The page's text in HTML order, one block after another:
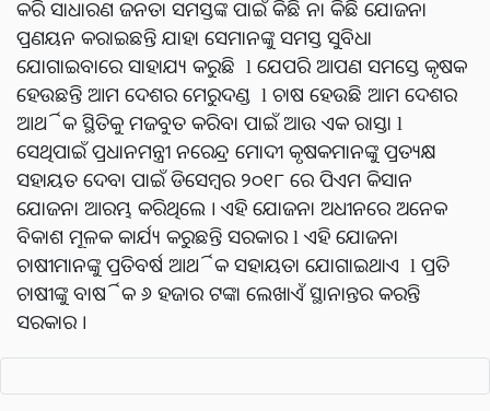
କରି ସାଧାରଣ ଜନତା ସମସ୍ତଙ୍କ ପାଇଁ କିଛି ନା କିଛି ଯୋଜନା
ପ୍ରଣୟନ କରାଇଛନ୍ତି ଯାହା ସେମାନଙ୍କୁ ସମସ୍ତ ସୁବିଧା
ଯୋଗାଇବାରେ ସାହାଯ୍ୟ କରୁଛି l ଯେପରି ଆପଣ ସମସ୍ତେ କୃଷକ
ହେଉଛନ୍ତି ଆମ ଦେଶର ମେରୁଦଣ୍ଡ l ଚାଷ ହେଉଛି ଆମ ଦେଶର
ଆର୍ଥିକ ସ୍ଥିତିକୁ ମଜବୁତ କରିବା ପାଇଁ ଆଉ ଏକ ରାସ୍ତା l
ସେଥିପାଇଁ ପ୍ରଧାନମନ୍ତ୍ରୀ ନରେନ୍ଦ୍ର ମୋଦୀ କୃଷକମାନଙ୍କୁ ପ୍ରତ୍ୟକ୍ଷ
ସହାୟତ ଦେବା ପାଇଁ ଡିସେମ୍ବର ୨୦୧୮ ରେ ପିଏମ କିସାନ
ଯୋଜନା ଆରମ୍ଭ କରିଥିଲେ । ଏହି ଯୋଜନା ଅଧୀନରେ ଅନେକ
ବିକାଶ ମୂଳକ କାର୍ଯ୍ୟ କରୁଛନ୍ତି ସରକାର l ଏହି ଯୋଜନା
ଚାଷୀମାନଙ୍କୁ ପ୍ରତିବର୍ଷ ଆର୍ଥିକ ସହାୟତା ଯୋଗାଇଥାଏ l ପ୍ରତି
ଚାଷୀଙ୍କୁ ବାର୍ଷିକ ୬ ହଜାର ଟଙ୍କା ଲେଖାଏଁ ସ୍ଥାନାନ୍ତର କରନ୍ତି
ସରକାର ।